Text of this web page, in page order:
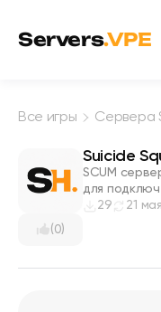
Servers.VPE
Все игры Сервера
(0)
Suicide
SCUM
для
29
21 мая